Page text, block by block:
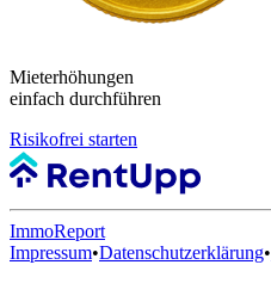
Mieterhöhungen
einfach durchführen
Risikofrei starten
ImmoReport
Impressum•Datenschutzerklärung•